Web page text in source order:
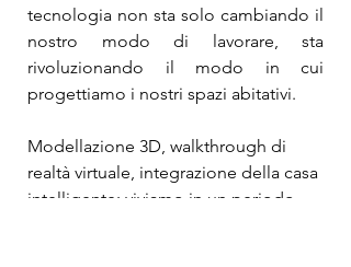
tecnologia non sta solo cambiando il
nostro modo di lavorare, sta
rivoluzionando il modo in cui
progettiamo i nostri spazi abitativi.
Modellazione 3D, walkthrough di
realtà virtuale, integrazione della casa
intelligente: viviamo in un periodo